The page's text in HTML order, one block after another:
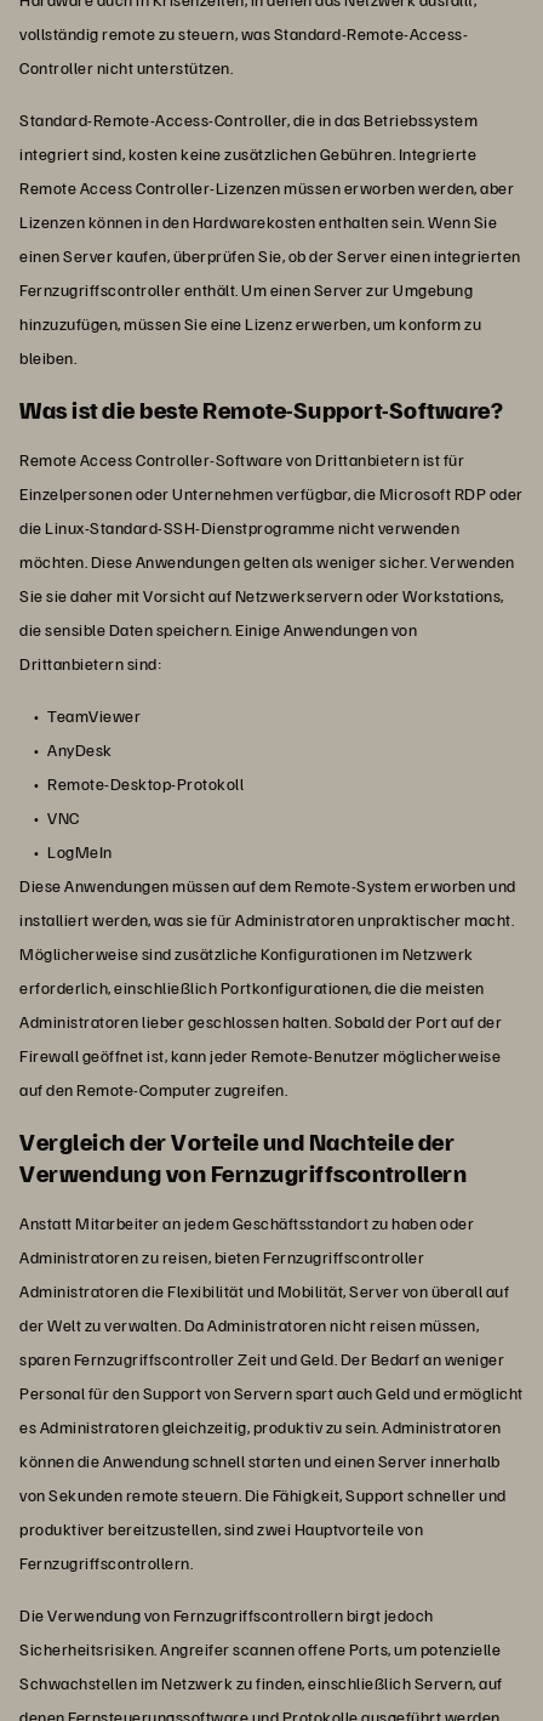
vollständig remote zu steuern, was Standard-Remote-Access-
Controller nicht unterstützen.
Standard-Remote-Access-Controller, die in das Betriebssystem
integriert sind, kosten keine zusätzlichen Gebühren. Integrierte
Remote Access Controller-Lizenzen müssen erworben werden, aber
Lizenzen können in den Hardwarekosten enthalten sein. Wenn Sie
einen Server kaufen, überprüfen Sie, ob der Server einen integrierten
Fernzugriffscontroller enthält. Um einen Server zur Umgebung
hinzuzufügen, müssen Sie eine Lizenz erwerben, um konform zu
bleiben.
Was ist die beste Remote-Support-Software?
Remote Access Controller-Software von Drittanbietern ist für
Einzelpersonen oder Unternehmen verfügbar, die Microsoft RDP oder
die Linux-Standard-SSH-Dienstprogramme nicht verwenden
möchten. Diese Anwendungen gelten als weniger sicher. Verwenden
Sie sie daher mit Vorsicht auf Netzwerkservern oder Workstations,
die sensible Daten speichern. Einige Anwendungen von
Drittanbietern sind:
TeamViewer
AnyDesk
Remote-Desktop-Protokoll
VNC
LogMeIn
Diese Anwendungen müssen auf dem Remote-System erworben und
installiert werden, was sie für Administratoren unpraktischer macht.
Möglicherweise sind zusätzliche Konfigurationen im Netzwerk
erforderlich, einschließlich Portkonfigurationen, die die meisten
Administratoren lieber geschlossen halten. Sobald der Port auf der
Firewall geöffnet ist, kann jeder Remote-Benutzer möglicherweise
auf den Remote-Computer zugreifen.
Vergleich der Vorteile und Nachteile der
Verwendung von Fernzugriffscontrollern
Anstatt Mitarbeiter an jedem Geschäftsstandort zu haben oder
Administratoren zu reisen, bieten Fernzugriffscontroller
Administratoren die Flexibilität und Mobilität, Server von überall auf
der Welt zu verwalten. Da Administratoren nicht reisen müssen,
sparen Fernzugriffscontroller Zeit und Geld. Der Bedarf an weniger
Personal für den Support von Servern spart auch Geld und ermöglicht
es Administratoren gleichzeitig, produktiv zu sein. Administratoren
können die Anwendung schnell starten und einen Server innerhalb
von Sekunden remote steuern. Die Fähigkeit, Support schneller und
produktiver bereitzustellen, sind zwei Hauptvorteile von
Fernzugriffscontrollern.
Die Verwendung von Fernzugriffscontrollern birgt jedoch
Sicherheitsrisiken. Angreifer scannen offene Ports, um potenzielle
Schwachstellen im Netzwerk zu finden, einschließlich Servern, auf
denen Fernsteuerungssoftware und Protokolle ausgeführt werden.